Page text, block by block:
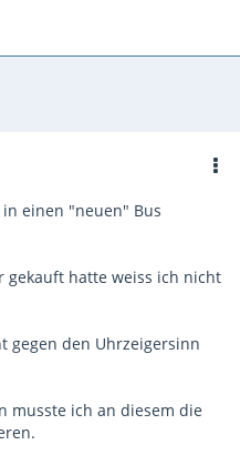
einen "neuen" Bus
gekauft hatte weiss ich nicht
gegen den Uhrzeigersinn
musste ich an diesem die